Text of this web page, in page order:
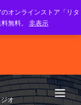
オ
オンラインストア「リタ
無料。 非表示